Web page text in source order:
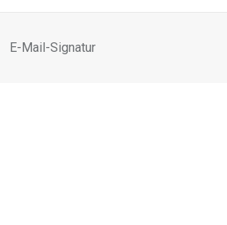
E-Mail-Signatur